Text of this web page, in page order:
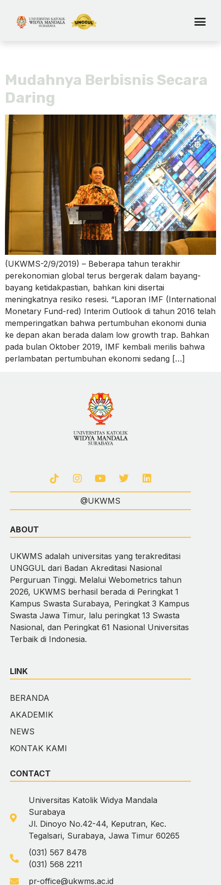
Mudahnya Berbisnis Secara
Daring
(UKWMS-2/9/2019) – Beberapa tahun terakhir
perekonomian global terus bergerak dalam bayang-
bayang ketidakpastian, bahkan kini disertai
meningkatnya resiko resesi. “Laporan IMF (International
Monetary Fund-red) Interim Outlook di tahun 2016 telah
memperingatkan bahwa pertumbuhan ekonomi dunia
ke depan akan berada dalam low growth trap. Bahkan
pada bulan Oktober 2019, IMF kembali merilis bahwa
perlambatan pertumbuhan ekonomi sedang […]
@UKWMS
ABOUT
UKWMS adalah universitas yang terakreditasi
UNGGUL dari Badan Akreditasi Nasional
Perguruan Tinggi. Melalui Webometrics tahun
2026, UKWMS berhasil berada di Peringkat 1
Kampus Swasta Surabaya, Peringkat 3 Kampus
Swasta Jawa Timur, lalu peringkat 13 Swasta
Nasional, dan Peringkat 61 Nasional Universitas
Terbaik di Indonesia.
LINK
BERANDA
AKADEMIK
NEWS
KONTAK KAMI
CONTACT
Universitas Katolik Widya Mandala
Surabaya
Jl. Dinoyo No.42-44, Keputran, Kec.
Tegalsari, Surabaya, Jawa Timur 60265
(031) 567 8478
(031) 568 2211
pr-office@ukwms.ac.id